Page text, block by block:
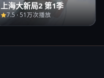
上海大新局2 第1季
7.5· 51万次播放